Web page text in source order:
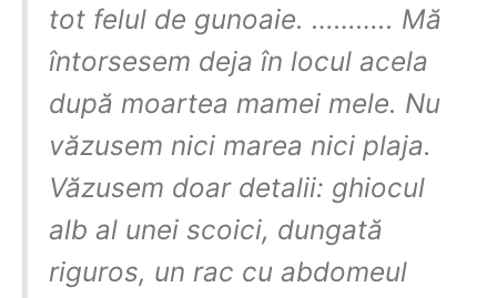
tot felul de gunoaie. ……….. Mă
întorsesem deja în locul acela
după moartea mamei mele. Nu
văzusem nici marea nici plaja.
Văzusem doar detalii: ghiocul
alb al unei scoici, dungată
riguros, un rac cu abdomeul